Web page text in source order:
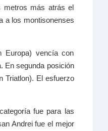
metros más atrás el
a los montisonenses
Europa) vencía con
En segunda posición
Triatlon). El esfuerzo
fue para las
Andrei fue el mejor